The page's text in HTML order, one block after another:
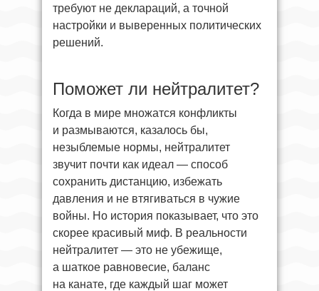
требуют не деклараций, а точной
настройки и выверенных политических
решений.
Поможет ли нейтралитет?
Когда в мире множатся конфликты
и размываются, казалось бы,
незыблемые нормы, нейтралитет
звучит почти как идеал — способ
сохранить дистанцию, избежать
давления и не втягиваться в чужие
войны. Но история показывает, что это
скорее красивый миф. В реальности
нейтралитет — это не убежище,
а шаткое равновесие, баланс
на канате, где каждый шаг может